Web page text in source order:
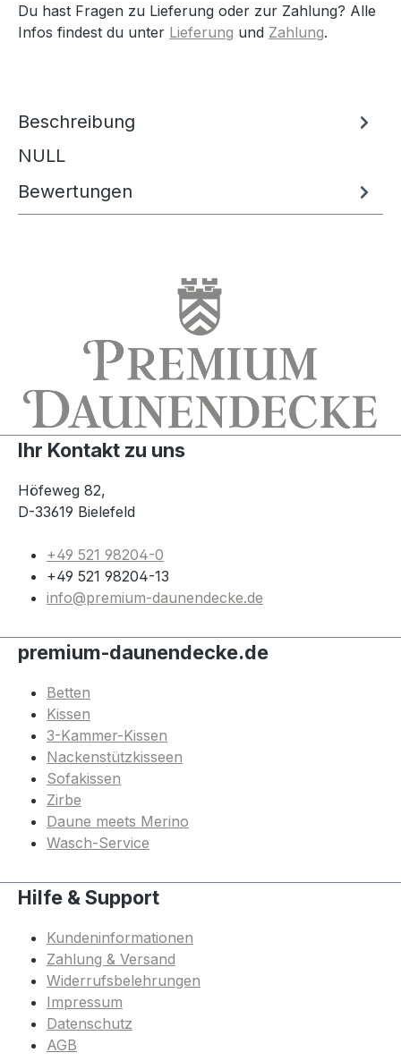
Du hast Fragen zu Lieferung oder zur Zahlung? Alle
Infos findest du unter Lieferung und Zahlung.
Beschreibung
NULL
Bewertungen
Ihr Kontakt zu uns
Höfeweg 82,
D-33619 Bielefeld
+49 521 98204-0
+49 521 98204-13
info@premium-daunendecke.de
premium-daunendecke.de
Betten
Kissen
3-Kammer-Kissen
Nackenstützkisseen
Sofakissen
Zirbe
Daune meets Merino
Wasch-Service
Hilfe & Support
Kundeninformationen
Zahlung & Versand
Widerrufsbelehrungen
Impressum
Datenschutz
AGB